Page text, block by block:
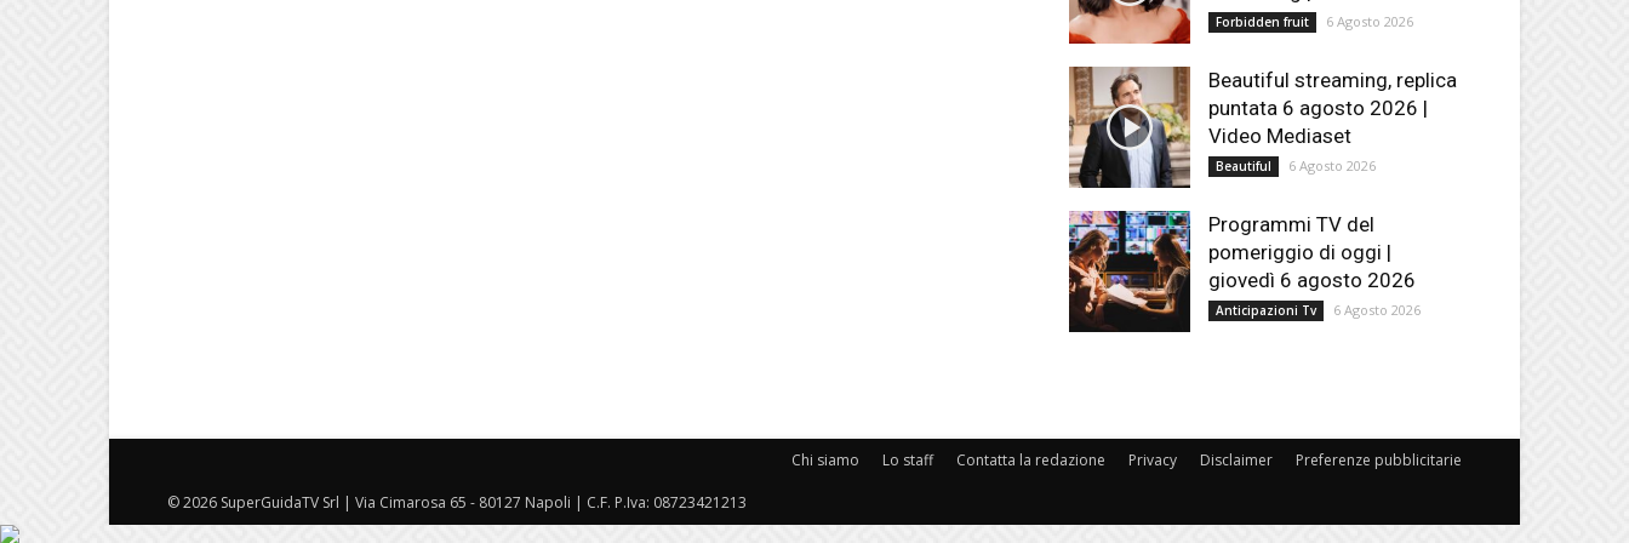
Forbidden fruit 6 Agosto 2026
Beautiful streaming, replica
puntata 6 agosto 2026 |
Video Mediaset
Beautiful 6 Agosto 2026
Programmi TV del
pomeriggio di oggi |
giovedì 6 agosto 2026
Anticipazioni Tv 6 Agosto 2026
Chi siamo Lo staff Contatta la redazione Privacy Disclaimer Preferenze pubblicitarie
© 2026 SuperGuidaTV Srl | Via Cimarosa 65 - 80127 Napoli | C.F. P.Iva: 08723421213